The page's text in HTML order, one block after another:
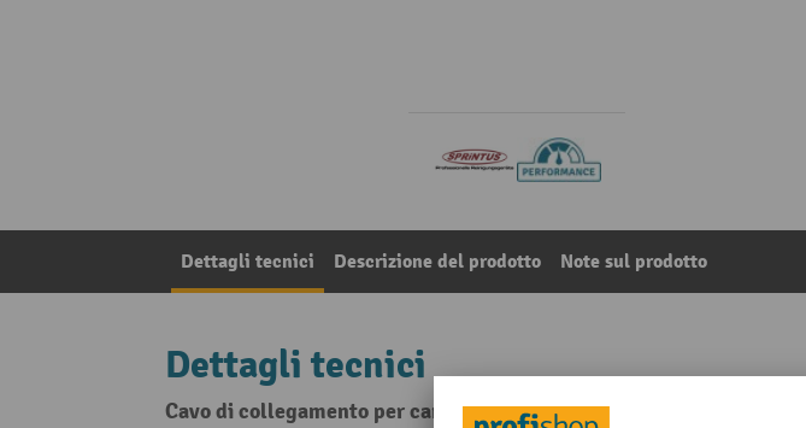
Dettagli tecnici Descrizione del prodotto Note sul prodotto
Dettagli tecnici
Cavo di collegamento per caricabatteria esterno SPRiNTUS TORTUGA